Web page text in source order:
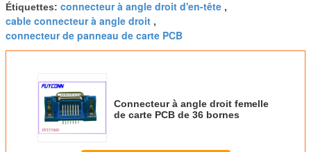
Étiquettes: connecteur à angle droit d'en-tête ,
cable connecteur à angle droit ,
connecteur de panneau de carte PCB
Connecteur à angle droit femelle
de carte PCB de 36 bornes